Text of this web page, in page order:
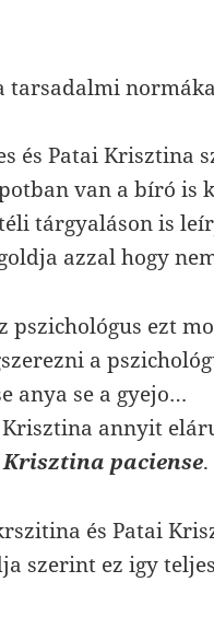
és Patai Krisztina
van a bíró is
tárgyaláson is
azzal hogy
pszichológus ezt
a
anya se a gyejo…
annyit
Krisztina paciense.
és Patai
szerint ez igy